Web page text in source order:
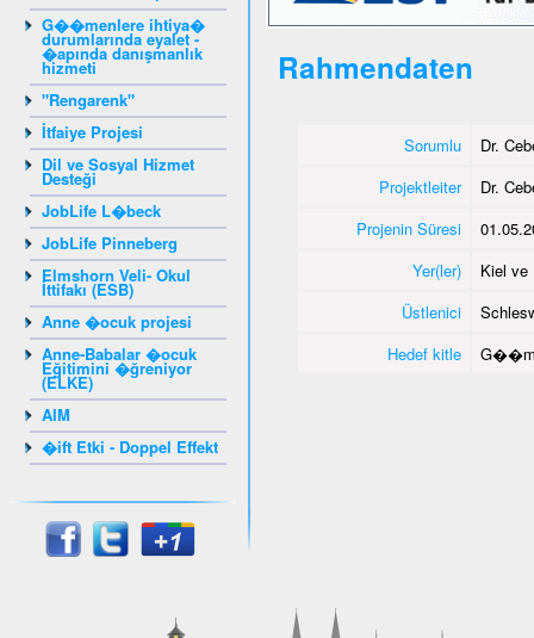
G��menlere ihtiya�
durumlarında eyalet -
�apında danışmanlık
hizmeti
"Rengarenk"
İtfaiye Projesi
Dil ve Sosyal Hizmet
Desteği
JobLife L�beck
JobLife Pinneberg
Elmshorn Veli- Okul
İttifakı (ESB)
Anne �ocuk projesi
Anne-Babalar �ocuk
Eğitimini �ğreniyor
(ELKE)
AIM
�ift Etki - Doppel Effekt
Rahmendaten
Sorumlu
Dr.
Projektleiter
Dr.
Projenin Süresi
Yer(ler)
Kiel
Üstlenici
Hedef kitle